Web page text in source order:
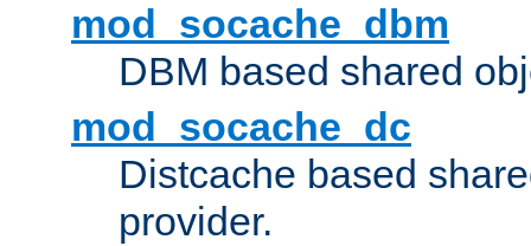
mod_socache_dbm
DBM based shared
mod_socache_dc
Distcache based
provider.